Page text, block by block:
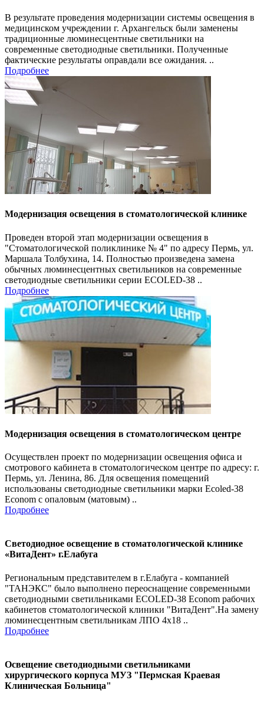
В результате проведения модернизации системы освещения в
медицинском учреждении г. Архангельск были заменены
традиционные люминесцентные светильники на
современные светодиодные светильники. Полученные
фактические результаты оправдали все ожидания. ..
Подробнее
Модернизация освещения в стоматологической клинике
Проведен второй этап модернизации освещения в
"Стоматологической поликлинике № 4" по адресу Пермь, ул.
Маршала Толбухина, 14. Полностью произведена замена
обычных люминесцентных светильников на современные
светодиодные светильники серии ECOLED-38 ..
Подробнее
Модернизация освещения в стоматологическом центре
Осуществлен проект по модернизации освещения офиса и
смотрового кабинета в стоматологическом центре по адресу: г.
Пермь, ул. Ленина, 86. Для освещения помещений
использованы светодиодные светильники марки Ecoled-38
Econom с опаловым (матовым) ..
Подробнее
Светодиодное освещение в стоматологической клинике
«ВитаДент» г.Елабуга
Региональным представителем в г.Елабуга - компанией
"ТАНЭКС" было выполнено переоснащение современными
светодиодными светильниками ECOLED-38 Econom рабочих
кабинетов стоматологической клиники "ВитаДент".На замену
люминесцентным светильникам ЛПО 4х18 ..
Подробнее
Освещение светодиодными светильниками
хирургического корпуса МУЗ "Пермская Краевая
Клиническая Больница"